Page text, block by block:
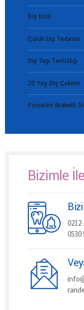
Diş Kisti
Çürük Diş Tedavisi
Diş Taşı Temizliği
20 Yaş Diş Çekimi
Porselen Braketli
Bizimle
0212
0530